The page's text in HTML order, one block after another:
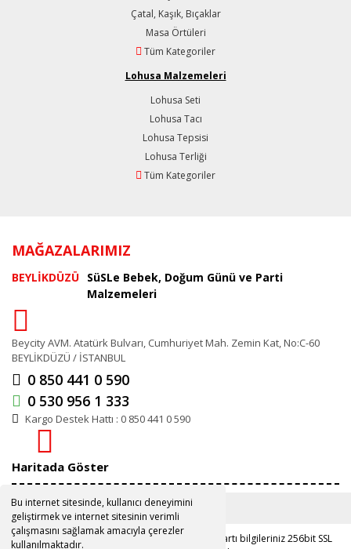
Bu internet sitesinde, kullanıcı deneyimini
geliştirmek ve internet sitesinin verimli
çalışmasını sağlamak amacıyla çerezler
kullanılmaktadır.
Çatal, Kaşık, Bıçaklar
Masa Örtüleri
Tüm Kategoriler
Lohusa Malzemeleri
Lohusa Seti
Lohusa Tacı
Lohusa Tepsisi
Lohusa Terliği
Tüm Kategoriler
MAĞAZALARIMIZ
BEYLİKDÜZÜ SüSLe Bebek, Doğum Günü ve Parti
Malzemeleri
Beycity AVM. Atatürk Bulvarı, Cumhuriyet Mah. Zemin Kat, No:C-60
BEYLİKDÜZÜ / İSTANBUL
0 850 441 0 590
0 530 956 1 333
Kargo Destek Hattı : 0 850 441 0 590
Haritada Göster
Copyright 2019 ©www.susle.com.tr
Kredi kartı bilgileriniz 256bit SSL